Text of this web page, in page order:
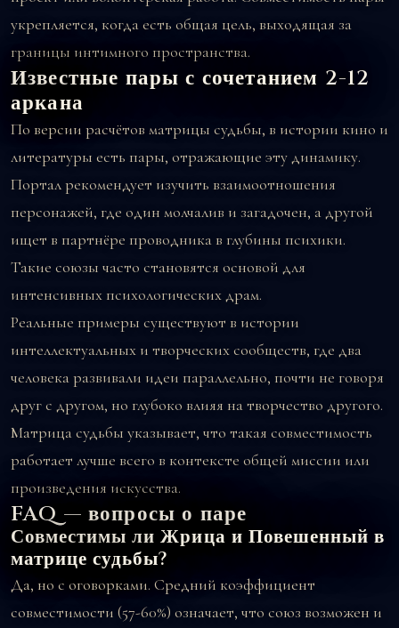
укрепляется, когда есть общая цель, выходящая за
границы интимного пространства.
Известные пары с сочетанием 2-12
аркана
По версии расчётов матрицы судьбы, в истории кино и
литературы есть пары, отражающие эту динамику.
Портал рекомендует изучить взаимоотношения
персонажей, где один молчалив и загадочен, а другой
ищет в партнёре проводника в глубины психики.
Такие союзы часто становятся основой для
интенсивных психологических драм.
Реальные примеры существуют в истории
интеллектуальных и творческих сообществ, где два
человека развивали идеи параллельно, почти не говоря
друг с другом, но глубоко влияя на творчество другого.
Матрица судьбы указывает, что такая совместимость
работает лучше всего в контексте общей миссии или
произведения искусства.
FAQ — вопросы о паре
Совместимы ли Жрица и Повешенный в
матрице судьбы?
Да, но с оговорками. Средний коэффициент
совместимости (57-60%) означает, что союз возможен и